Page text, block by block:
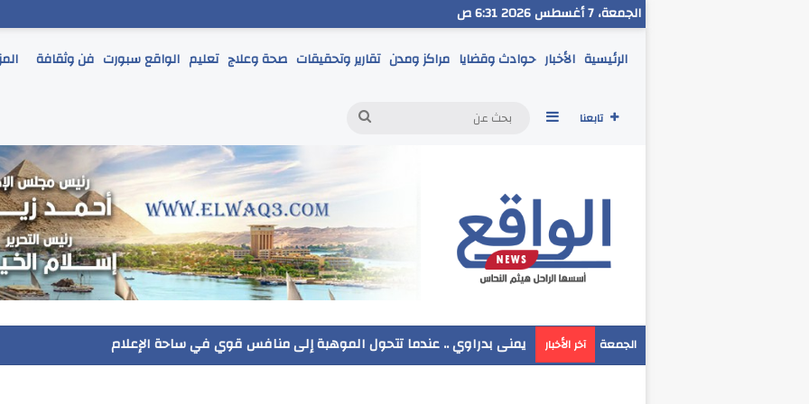
الجمعة، 7 أغسطس 2026 6:31 ص
الرئيسية الأخبار حوادث وقضايا مراكز ومدن تقارير وتحقيقات صحة وعلاج تعليم الواقع سبورت فن وثقافة
تابعنا إضافة عمود جانبي
بحث
الجمعة آخر الأخبار مدير تعليم البحر الاحمر يتابع انطلاق امتحانات الشهادة الإعدادية ويؤكد: الانضباط